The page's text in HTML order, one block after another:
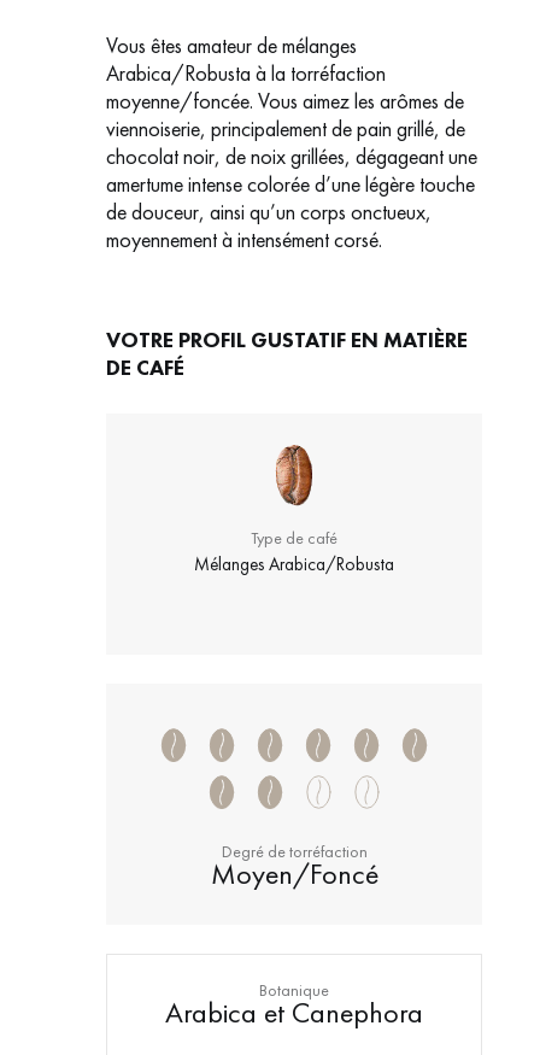
Vous êtes amateur de mélanges
Arabica/Robusta à la torréfaction
moyenne/foncée. Vous aimez les arômes de
viennoiserie, principalement de pain grillé, de
chocolat noir, de noix grillées, dégageant une
amertume intense colorée d’une légère touche
de douceur, ainsi qu’un corps onctueux,
moyennement à intensément corsé.
VOTRE PROFIL GUSTATIF EN MATIÈRE
DE CAFÉ
Type de café
Mélanges Arabica/Robusta
Degré de torréfaction
Moyen/Foncé
Botanique
Arabica et Canephora